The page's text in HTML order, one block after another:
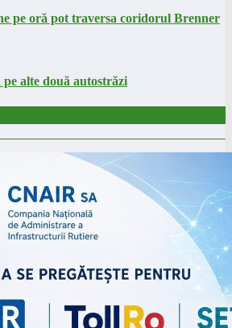
pe oră pot traversa coridorul Brenner
alte două autostrăzi